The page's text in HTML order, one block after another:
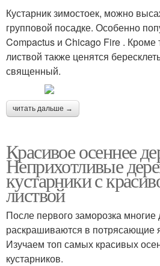
Кустарник зимостоек, можно
групповой посадке. Особенно
Compactus и Chicago Fire . Кроме
листвой также ценятся
священный.
читать дальше →
Красивое осеннее
Неприхотливые
кустарники с
листвой
После первого заморозка многие
раскрашиваются в потрясающие
Изучаем топ самых красивых
кустарников.